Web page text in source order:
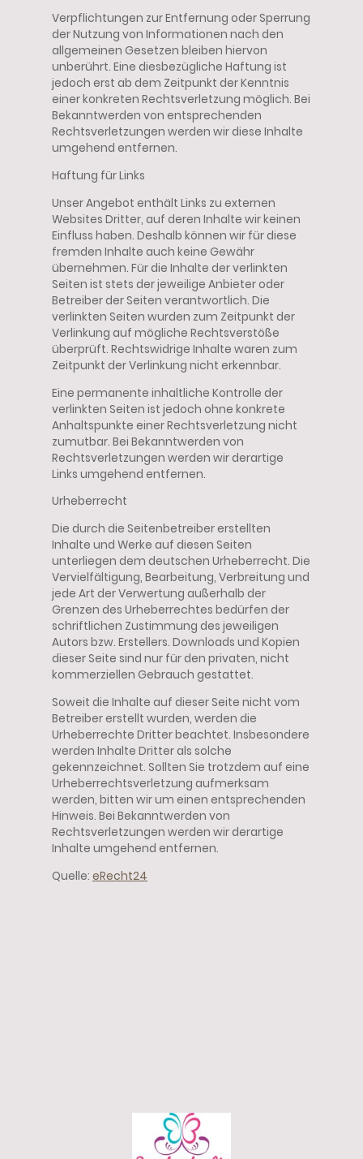
Verpflichtungen zur Entfernung oder Sperrung
der Nutzung von Informationen nach den
allgemeinen Gesetzen bleiben hiervon
unberührt. Eine diesbezügliche Haftung ist
jedoch erst ab dem Zeitpunkt der Kenntnis
einer konkreten Rechtsverletzung möglich. Bei
Bekanntwerden von entsprechenden
Rechtsverletzungen werden wir diese Inhalte
umgehend entfernen.
Haftung für Links
Unser Angebot enthält Links zu externen
Websites Dritter, auf deren Inhalte wir keinen
Einfluss haben. Deshalb können wir für diese
fremden Inhalte auch keine Gewähr
übernehmen. Für die Inhalte der verlinkten
Seiten ist stets der jeweilige Anbieter oder
Betreiber der Seiten verantwortlich. Die
verlinkten Seiten wurden zum Zeitpunkt der
Verlinkung auf mögliche Rechtsverstöße
überprüft. Rechtswidrige Inhalte waren zum
Zeitpunkt der Verlinkung nicht erkennbar.
Eine permanente inhaltliche Kontrolle der
verlinkten Seiten ist jedoch ohne konkrete
Anhaltspunkte einer Rechtsverletzung nicht
zumutbar. Bei Bekanntwerden von
Rechtsverletzungen werden wir derartige
Links umgehend entfernen.
Urheberrecht
Die durch die Seitenbetreiber erstellten
Inhalte und Werke auf diesen Seiten
unterliegen dem deutschen Urheberrecht. Die
Vervielfältigung, Bearbeitung, Verbreitung und
jede Art der Verwertung außerhalb der
Grenzen des Urheberrechtes bedürfen der
schriftlichen Zustimmung des jeweiligen
Autors bzw. Erstellers. Downloads und Kopien
dieser Seite sind nur für den privaten, nicht
kommerziellen Gebrauch gestattet.
Soweit die Inhalte auf dieser Seite nicht vom
Betreiber erstellt wurden, werden die
Urheberrechte Dritter beachtet. Insbesondere
werden Inhalte Dritter als solche
gekennzeichnet. Sollten Sie trotzdem auf eine
Urheberrechtsverletzung aufmerksam
werden, bitten wir um einen entsprechenden
Hinweis. Bei Bekanntwerden von
Rechtsverletzungen werden wir derartige
Inhalte umgehend entfernen.
Quelle: eRecht24